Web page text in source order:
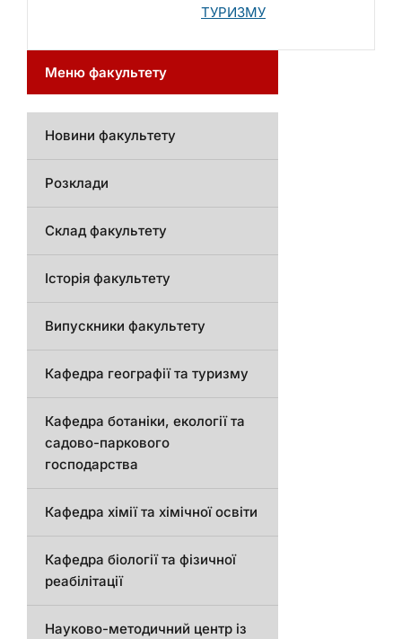
ТУРИЗМУ
Меню факультету
Новини факультету
Розклади
Склад факультету
Історія факультету
Випускники факультету
Кафедра географії та туризму
Кафедра ботаніки, екології та
садово-паркового
господарства
Кафедра хімії та хімічної освіти
Кафедра біології та фізичної
реабілітації
Науково-методичний центр із